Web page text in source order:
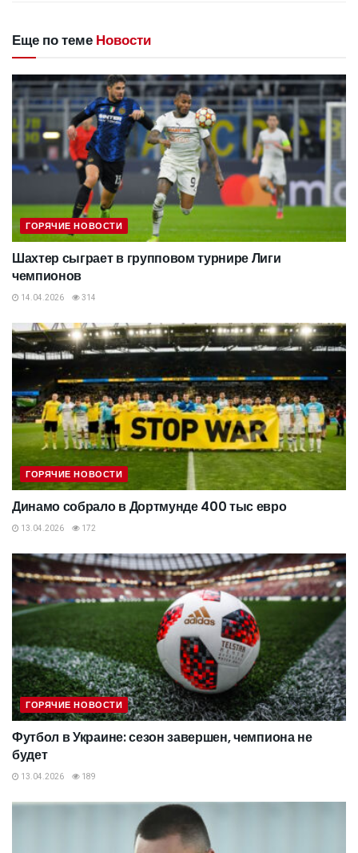
Еще по теме Новости
ГОРЯЧИЕ НОВОСТИ
Шахтер сыграет в групповом турнире Лиги
чемпионов
14.04.2026 314
ГОРЯЧИЕ НОВОСТИ
Динамо собрало в Дортмунде 400 тыс евро
13.04.2026 172
ГОРЯЧИЕ НОВОСТИ
Футбол в Украине: сезон завершен, чемпиона не
будет
13.04.2026 189